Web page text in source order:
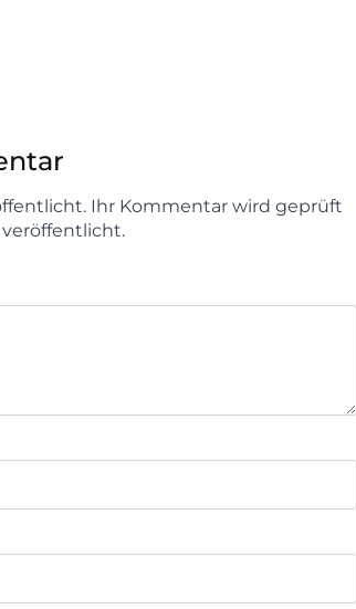
Ihr Kommentar wird geprüft